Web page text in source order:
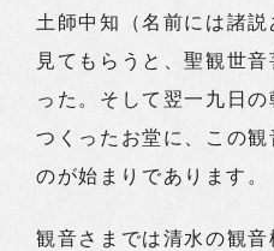
土師中知（名前には諸
見てもらうと、聖観世
った。そして翌一九日
つくったお堂に、この観
のが始まりであります。
観音さまでは清水の観